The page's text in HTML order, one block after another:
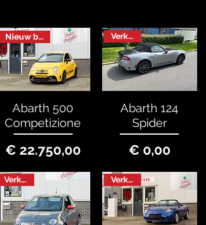
Nieuw binnen
Abarth 500
Competizione
Prijs
€ 22.750,00
Verkocht
Abarth 124
Spider
Prijs
€ 0,00
Verkocht Verkocht